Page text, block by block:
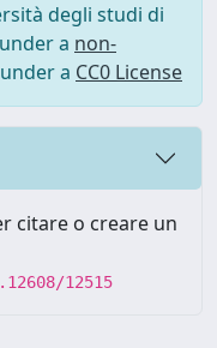
degli studi di
a non-
a CC0 License
citare o creare un
12515